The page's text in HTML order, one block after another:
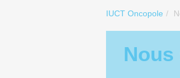
IUCT Oncopole